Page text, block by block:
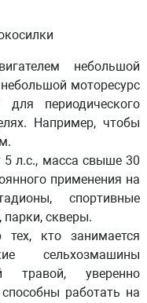
небольшой
моторесурс
периодического
Например, чтобы
л.с., масса свыше 30
применения на
спортивные
парки, скверы.
кто занимается
сельхозмашины
травой, уверенно
работать на